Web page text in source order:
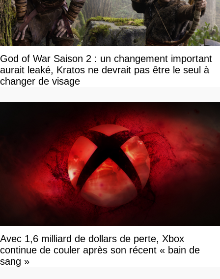
God of War Saison 2 : un changement important
aurait leaké, Kratos ne devrait pas être le seul à
changer de visage
Avec 1,6 milliard de dollars de perte, Xbox
continue de couler après son récent « bain de
sang »